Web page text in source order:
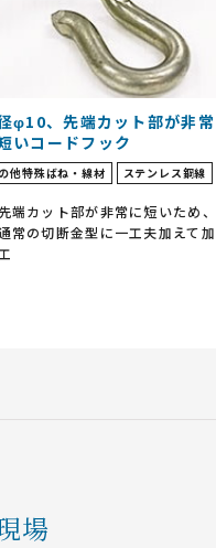
φ10、先端カット部が非常
いコードフック
他特殊ばね・線材 ステンレス鋼線
先端カット部が非常に短いため、
常の切断金型に一工夫加えて加
工
場